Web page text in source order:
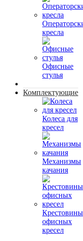
кресла
Офисные
стулья
Комплектующие
Колеса для
кресел
Механизмы
качания
Крестовины
офисных
кресел